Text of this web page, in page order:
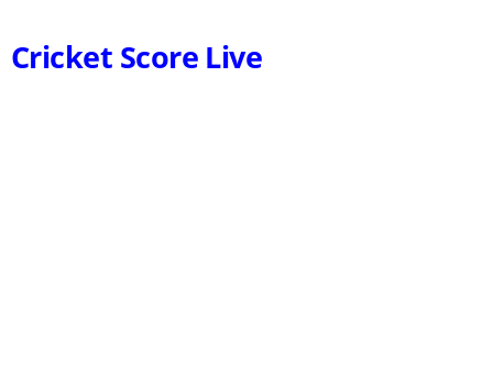
Cricket Score Live